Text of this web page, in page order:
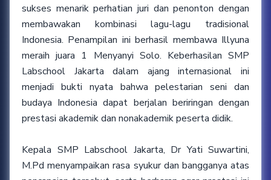
sukses menarik perhatian juri dan penonton dengan
membawakan kombinasi lagu-lagu tradisional
Indonesia. Penampilan ini berhasil membawa Illyuna
meraih juara 1 Menyanyi Solo. Keberhasilan SMP
Labschool Jakarta dalam ajang internasional ini
menjadi bukti nyata bahwa pelestarian seni dan
budaya Indonesia dapat berjalan beriringan dengan
prestasi akademik dan nonakademik peserta didik.
Kepala SMP Labschool Jakarta, Dr Yati Suwartini,
M.Pd menyampaikan rasa syukur dan bangganya atas